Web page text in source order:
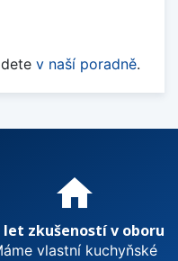
v naší poradně.
home
let zkušeností v oboru
vlastní kuchyňské